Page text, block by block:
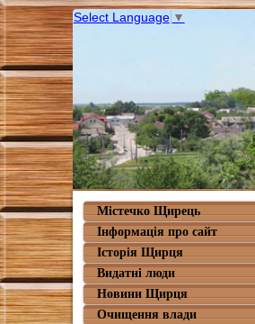
Select Language ▼
Містечко Щирець
Інформація про сайт
Історія Щирця
Видатні люди
Новини Щирця
Очищення влади